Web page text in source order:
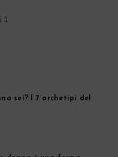
1
sei? I 7 archetipi del